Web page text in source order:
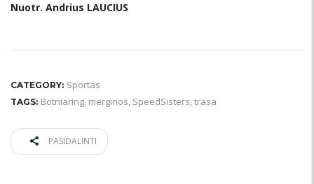
Nuotr. Andrius LAUCIUS
CATEGORY: Sportas
TAGS: Botniaring, merginos, SpeedSisters,trasa
PASIDALINTI